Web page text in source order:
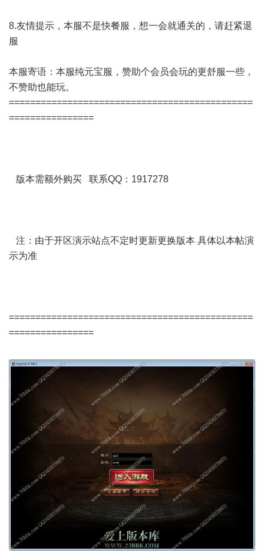
8.友情提示，本服不是快餐服，想一会就通关的，请赶紧退
服
本服寄语：本服纯元宝服，赞助个会员会玩的更舒服一些，
不赞助也能玩。
==============================================
================
版本需额外购买 联系QQ：1917278
注：由于开区演示站点不定时更新更换版本 具体以本帖演
示为准
==============================================
================